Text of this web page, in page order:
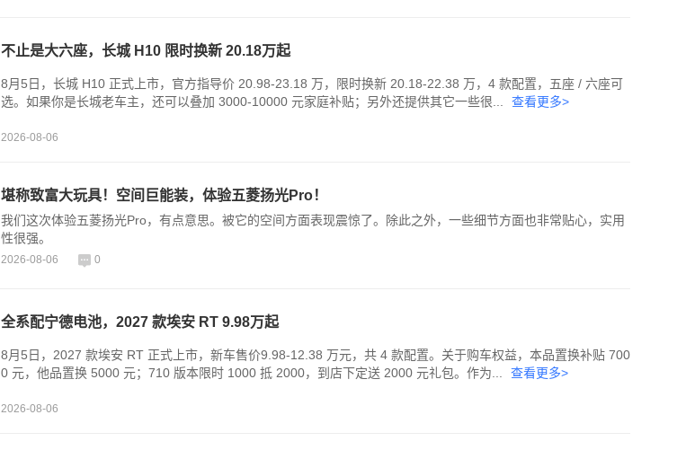
不止是大六座，长城 H10 限时换新 20.18万起
8月5日，长城 H10 正式上市，官方指导价 20.98‑23.18 万，限时换新 20.18‑22.38 万，4 款配置，五座 / 六座可
选。如果你是长城老车主，还可以叠加 3000‑10000 元家庭补贴；另外还提供其它一些很...
查看更多>
2026-08-06
堪称致富大玩具！空间巨能装，体验五菱扬光Pro！
我们这次体验五菱扬光Pro，有点意思。被它的空间方面表现震惊了。除此之外，一些细节方面也非常贴心，实用
性很强。
2026-08-06 0
全系配宁德电池，2027 款埃安 RT 9.98万起
8月5日，2027 款埃安 RT 正式上市，新车售价9.98‑12.38 万元，共 4 款配置。关于购车权益，本品置换补贴 700
0 元，他品置换 5000 元；710 版本限时 1000 抵 2000，到店下定送 2000 元礼包。作为...
查看更多>
2026-08-06